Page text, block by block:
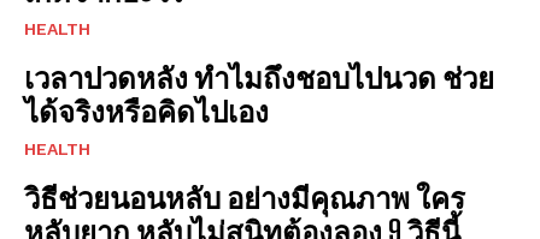
HEALTH
เวลาปวดหลัง ทำไมถึงชอบไปนวด ช่วย
ได้จริงหรือคิดไปเอง
HEALTH
วิธีช่วยนอนหลับ อย่างมีคุณภาพ ใคร
หลับยาก หลับไม่สนิทต้องลอง 9 วิธีนี้